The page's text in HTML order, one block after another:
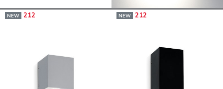
NEW 212 NEW 212